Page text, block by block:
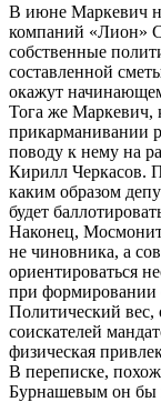
В июне Маркевич
компаний «Лион»
собственные
составленной
окажут
Тога же Маркевич,
прикарманивании
поводу к нему на
Кирилл Черкасов.
каким образом
будет
Наконец,
не чиновника, а
ориентироваться
при формировании
Политический
соискателей
физическая
В переписке,
Бурнашевым он бы